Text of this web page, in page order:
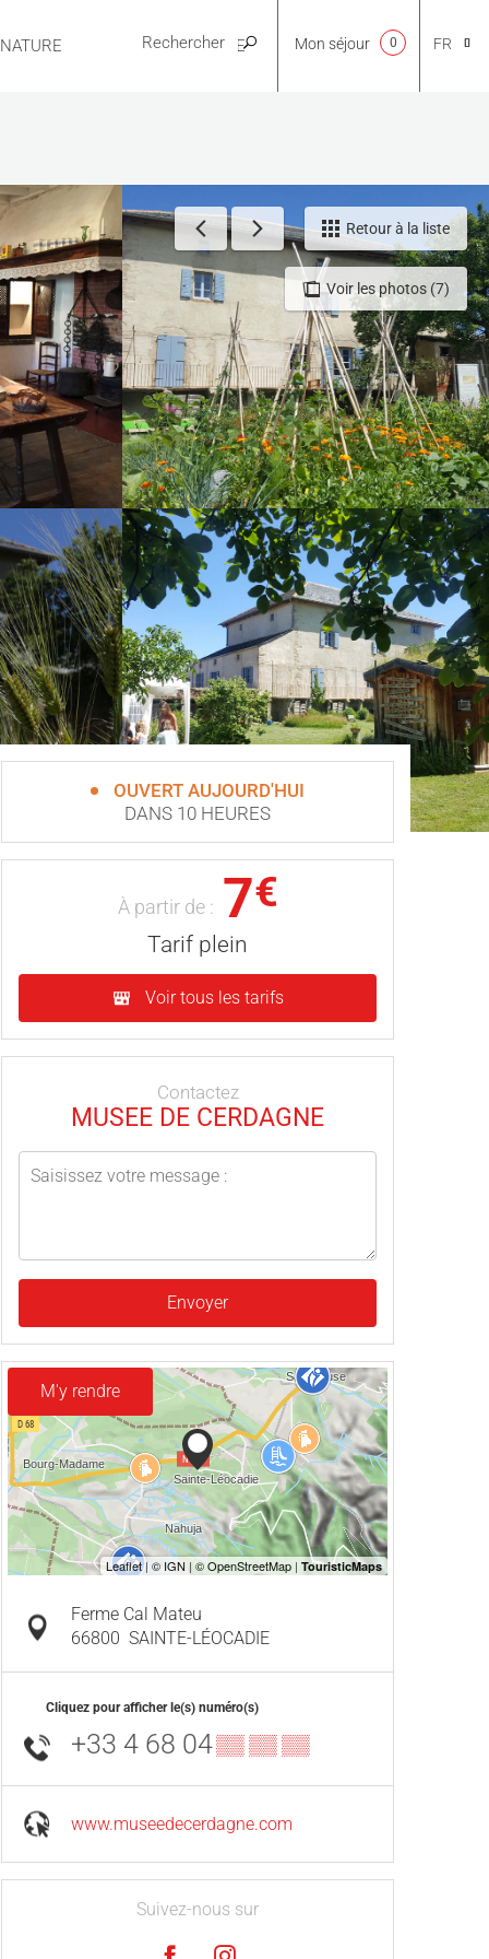
PRATIQUE
NL
EN
FR
ES
Mon séjour 0
Voir les photos (7)
Retour à la liste
OUVERT AUJOURD'HUI
DANS 10 HEURES
À partir de : 7€
Tarif plein
Voir tous les tarifs
Contactez
MUSEE DE CERDAGNE
Envoyer
M'y rendre
Ferme Cal Mateu
66800 SAINTE-LÉOCADIE
Cliquez pour afficher le(s) numéro(s)
+33 4 68 04▒▒ ▒▒ ▒▒
www.museedecerdagne.com
Suivez-nous sur